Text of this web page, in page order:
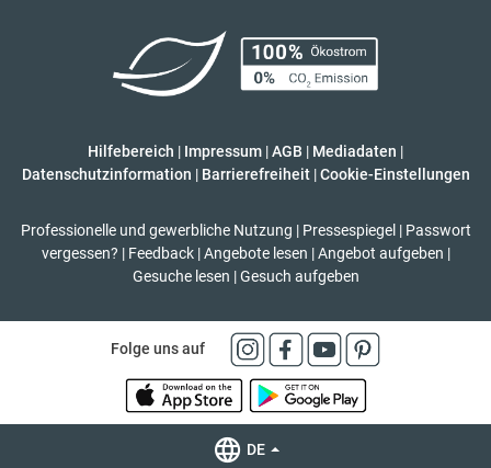
Hilfebereich | Impressum |AGB | Mediadaten |
Datenschutzinformation | Barrierefreiheit | Cookie-Einstellungen
Professionelle und gewerbliche Nutzung | Pressespiegel | Passwort
vergessen? | Feedback | Angebote lesen | Angebot aufgeben |
Gesuche lesen | Gesuch aufgeben
Folge uns auf
DE